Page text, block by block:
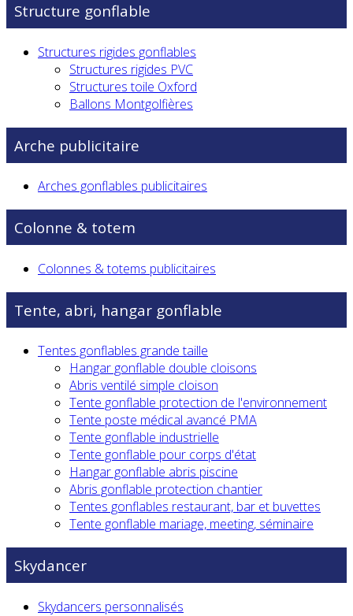
Structure gonflable
Structures rigides gonflables
Structures rigides PVC
Structures toile Oxford
Ballons Montgolfières
Arche publicitaire
Arches gonflables publicitaires
Colonne & totem
Colonnes & totems publicitaires
Tente, abri, hangar gonflable
Tentes gonflables grande taille
Hangar gonflable double cloisons
Abris ventilé simple cloison
Tente gonflable protection de l'environnement
Tente poste médical avancé PMA
Tente gonflable industrielle
Tente gonflable pour corps d'état
Hangar gonflable abris piscine
Abris gonflable protection chantier
Tentes gonflables restaurant, bar et buvettes
Tente gonflable mariage, meeting, séminaire
Skydancer
Skydancers personnalisés